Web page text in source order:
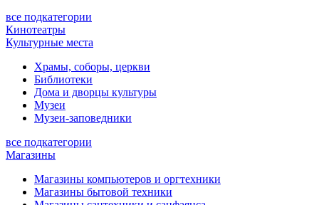
все подкатегории
Кинотеатры
Культурные места
Храмы, соборы, церкви
Библиотеки
Дома и дворцы культуры
Музеи
Музеи-заповедники
все подкатегории
Магазины
Магазины компьютеров и оргтехники
Магазины бытовой техники